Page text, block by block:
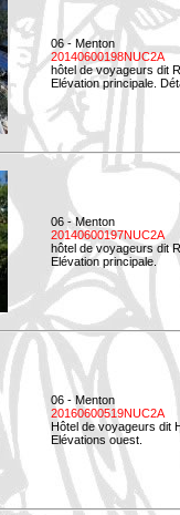
06 - Menton
20140600198NUC2A
hôtel de voyageurs dit
Elévation principale.
06 - Menton
20140600197NUC2A
hôtel de voyageurs dit
Elévation principale.
06 - Menton
20160600519NUC2A
Hôtel de voyageurs dit
Elévations ouest.